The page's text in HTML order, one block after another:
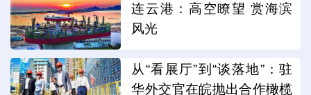
连云港：高空瞭望 赏海滨
风光
从“看展厅”到“谈落地”：驻
华外交官在皖抛出合作橄榄